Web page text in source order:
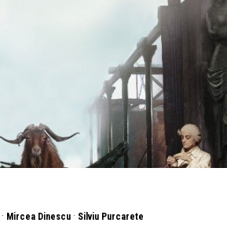
· Mircea Dinescu · Silviu Purcarete